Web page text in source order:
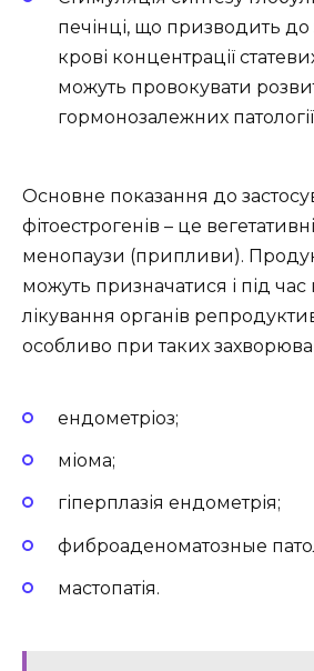
печінці, що призводить
крові концентрації
можуть провокувати
гормонозалежних
Основне показання до
фітоестрогенів – це
менопаузи (припливи).
можуть призначатися і під
лікування органів
особливо при таких
ендометріоз;
міома;
гіперплазія ендометрія;
фиброаденоматозные
мастопатія.